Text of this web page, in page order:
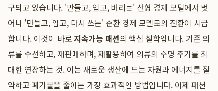
구되고 있습니다. '만들고, 입고, 버리는' 선형 경제 모델에서 벗
어나 '만들고, 입고, 다시 쓰는' 순환 경제 모델로의 전환이 시급
합니다. 이것이 바로 지속가능 패션의 핵심 철학입니다. 기존 의
류를 수선하고, 재판매하며, 재활용하여 의류의 수명 주기를 최
대한 연장하는 것. 이는 새로운 생산에 드는 자원과 에너지를 절
약하고 폐기물을 줄이는 가장 효과적인 방법입니다. 이제 패션